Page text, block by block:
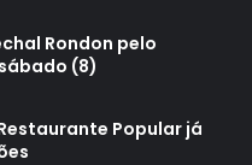
Rondon pelo
(8)
Popular já